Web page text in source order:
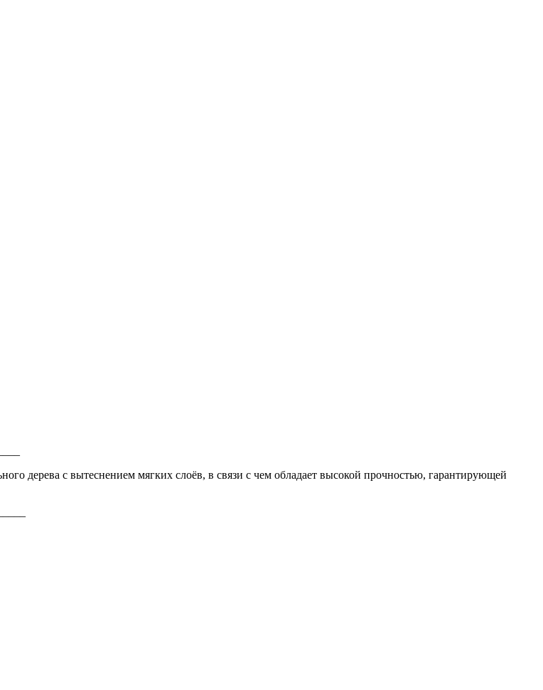
дерева с вытеснением мягких слоёв, в связи с чем обладает высокой прочностью, гарантирующей